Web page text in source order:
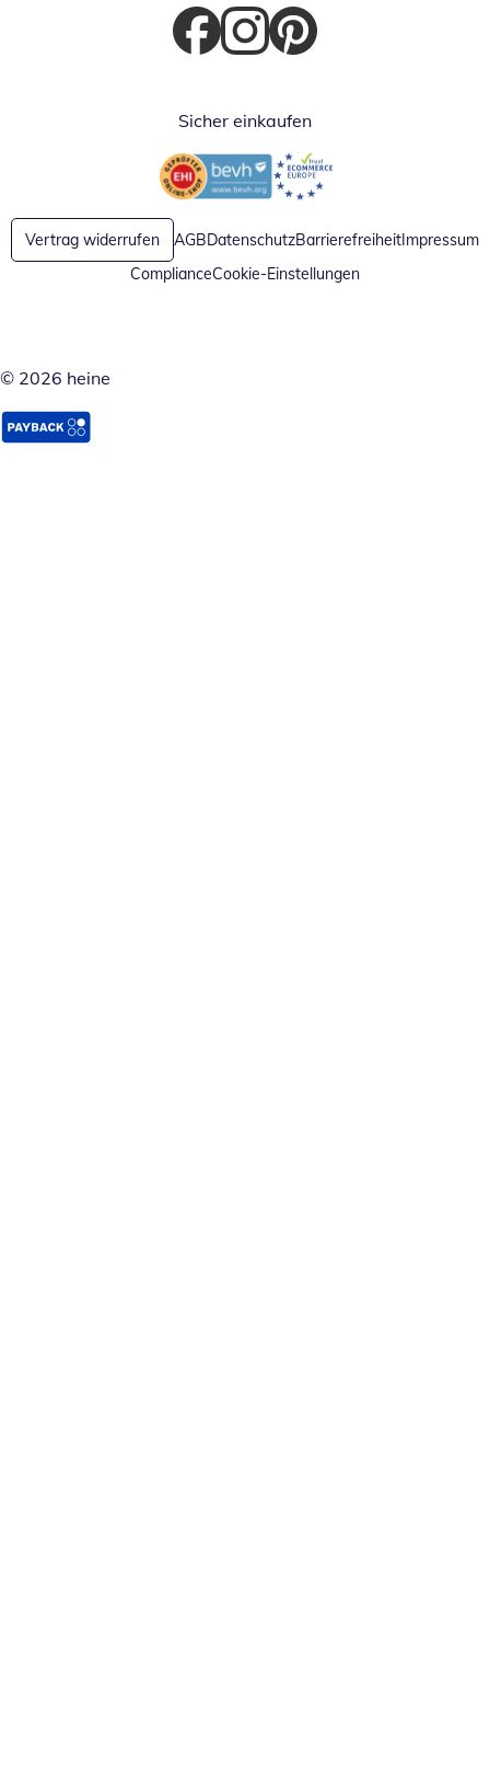
Öffnet in neuem Fenster
Öffnet in neuem Fenster
Öffnet in neuem Fenster
Sicher einkaufen
Öffnet in neuem FensterÖffnet in neuem Fenster
Vertrag widerrufen AGBDatenschutzBarrierefreiheitImpressum
ComplianceCookie-Einstellungen
© 2026 heine